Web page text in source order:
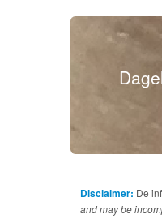
Disclaimer: De
and may be